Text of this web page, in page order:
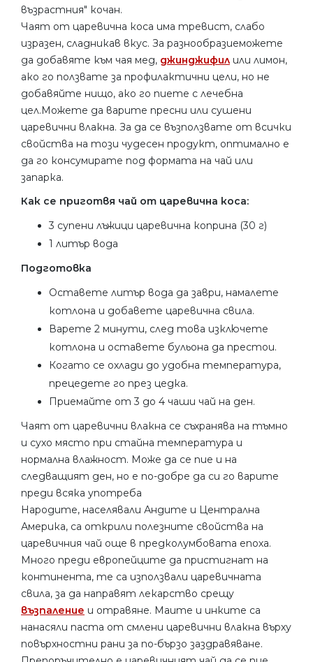
възрастния" кочан.
Чаят от царевична коса има тревист, слабо
изразен, сладникав вкус. За разнообразиеможете
да добавяте към чая мед, джинджифил или лимон,
ако го ползвате за профилактични цели, но не
добавяйте нищо, ако го пиете с лечебна
цел.Можете да варите пресни или сушени
царевични влакна. За да се възползвате от всички
свойства на този чудесен продукт, оптимално е
да го консумирате под формата на чай или
запарка.
Как се приготвя чай от царевична коса:
3 супени лъжици царевична коприна (30 г)
1 литър вода
Подготовка
Оставете литър вода да заври, намалете
котлона и добавете царевична свила.
Варете 2 минути, след това изключете
котлона и оставете бульона да престои.
Когато се охлади до удобна температура,
прецедете го през цедка.
Приемайте от 3 до 4 чаши чай на ден.
Чаят от царевични влакна се съхранява на тъмно
и сухо място при стайна температура и
нормална влажност. Може да се пие и на
следващият ден, но е по-добре да си го варите
преди всяка употреба
Народите, населявали Андите и Централна
Америка, са открили полезните свойства на
царевичния чай още в предколумбовата епоха.
Много преди европейците да пристигнат на
континента, те са използвали царевичната
свила, за да направят лекарство срещу
възпаление и отравяне. Маите и инките са
нанасяли паста от смлени царевични влакна върху
повърхностни рани за по-бързо заздравяване.